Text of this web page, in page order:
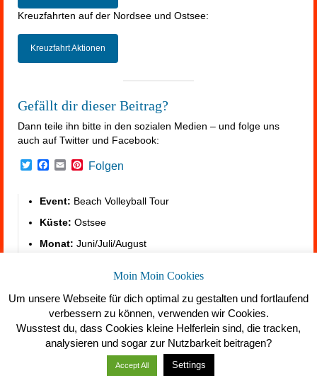
Kreuzfahrten auf der Nordsee und Ostsee:
Kreuzfahrt Aktionen
Gefällt dir dieser Beitrag?
Dann teile ihn bitte in den sozialen Medien – und folge uns
auch auf Twitter und Facebook:
TwitterFacebook
EmailPinterest
Folgen
Event: Beach Volleyball Tour
Küste: Ostsee
Monat: Juni/Juli/August
Moin Moin Cookies
Um unsere Webseite für dich optimal zu gestalten und fortlaufend
verbessern zu können, verwenden wir Cookies.
Wusstest du, dass Cookies kleine Helferlein sind, die tracken,
analysieren und sogar zur Nutzbarkeit beitragen?
Accept All Settings